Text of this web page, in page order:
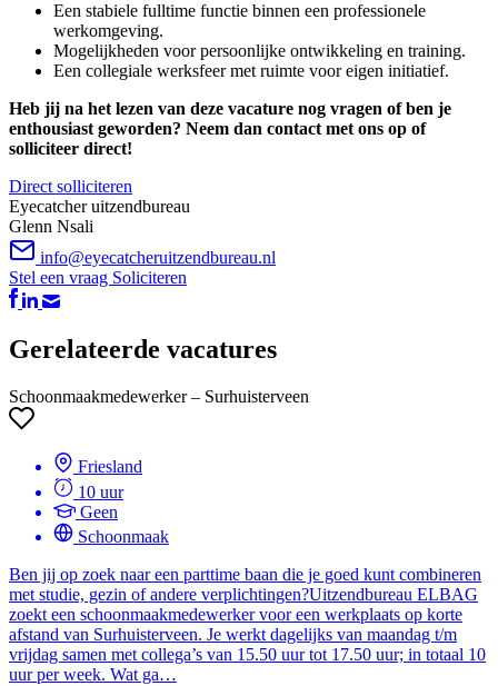
Een stabiele fulltime functie binnen een professionele
werkomgeving.
Mogelijkheden voor persoonlijke ontwikkeling en training.
Een collegiale werksfeer met ruimte voor eigen initiatief.
Heb jij na het lezen van deze vacature nog vragen of ben je
enthousiast geworden? Neem dan contact met ons op of
solliciteer direct!
Direct solliciteren
Eyecatcher uitzendbureau
Glenn Nsali
info@eyecatcheruitzendbureau.nl
Stel een vraag Soliciteren
Gerelateerde vacatures
Schoonmaakmedewerker – Surhuisterveen
Friesland
10 uur
Geen
Schoonmaak
Ben jij op zoek naar een parttime baan die je goed kunt combineren
met studie, gezin of andere verplichtingen?Uitzendbureau ELBAG
zoekt een schoonmaakmedewerker voor een werkplaats op korte
afstand van Surhuisterveen. Je werkt dagelijks van maandag t/m
vrijdag samen met collega’s van 15.50 uur tot 17.50 uur; in totaal 10
uur per week. Wat ga…